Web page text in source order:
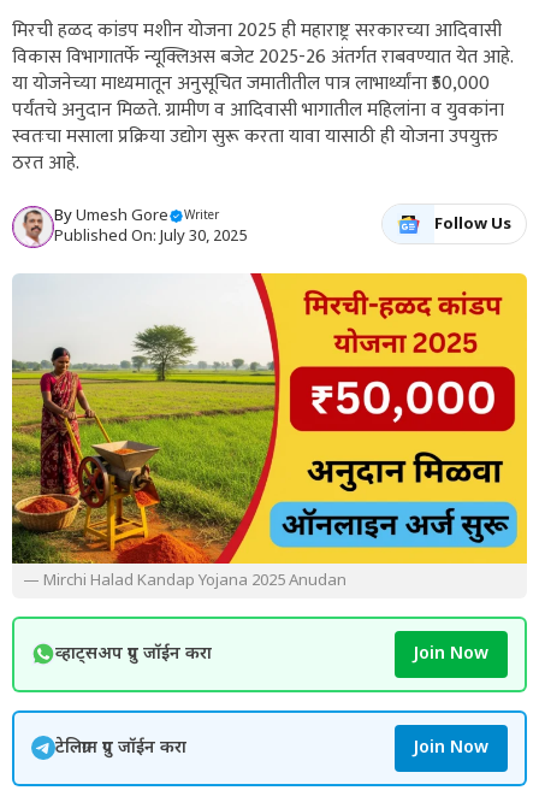
मिरची हळद कांडप मशीन योजना 2025 ही महाराष्ट्र सरकारच्या आदिवासी
विकास विभागातर्फे न्यूक्लिअस बजेट 2025-26 अंतर्गत राबवण्यात येत आहे.
या योजनेच्या माध्यमातून अनुसूचित जमातीतील पात्र लाभार्थ्यांना ₹50,000
पर्यंतचे अनुदान मिळते. ग्रामीण व आदिवासी भागातील महिलांना व युवकांना
स्वतःचा मसाला प्रक्रिया उद्योग सुरू करता यावा यासाठी ही योजना उपयुक्त
ठरत आहे.
ByUmesh Gore Writer
Published On: July 30, 2025
Follow Us
— Mirchi Halad Kandap Yojana 2025 Anudan
व्हाट्सअप ग्रुप जॉईन करा Join Now
टेलिग्राम ग्रुप जॉईन करा Join Now